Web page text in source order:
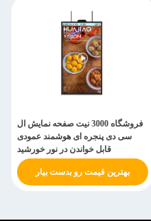
فروشگاه 3000 نیت صفحه نمایش ال
سی دی پنجره ای هوشمند عمودی
قابل خواندن در نور خورشید
بهترین قیمت رو بدست بیار